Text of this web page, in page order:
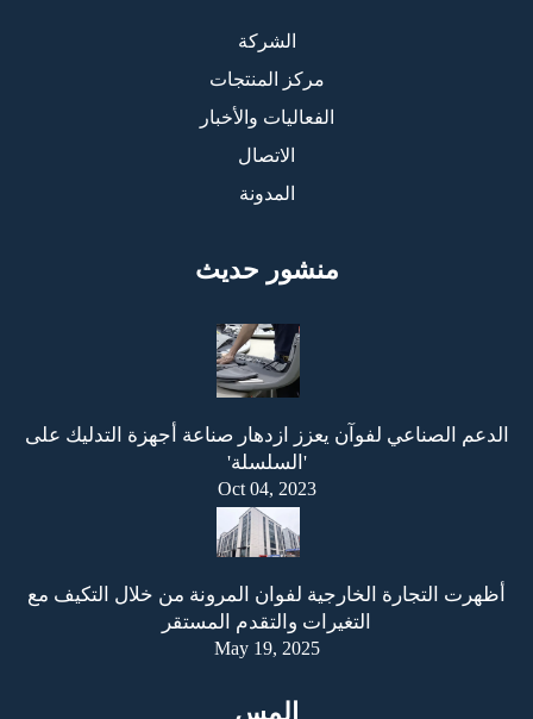
الشركة
مركز المنتجات
الفعاليات والأخبار
الاتصال
المدونة
منشور حديث
الدعم الصناعي لفوآن يعزز ازدهار صناعة أجهزة التدليك على
'السلسلة'
Oct 04, 2023
أظهرت التجارة الخارجية لفوان المرونة من خلال التكيف مع
التغيرات والتقدم المستقر
May 19, 2025
إلمس